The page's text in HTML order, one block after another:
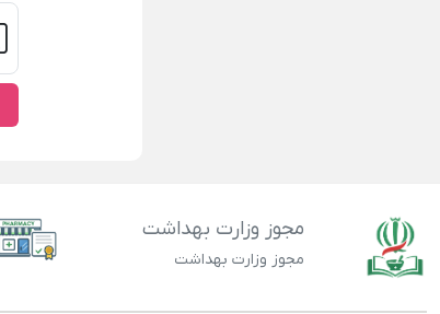
مجوز وزارت بهداشت
مجوز وزارت بهداشت